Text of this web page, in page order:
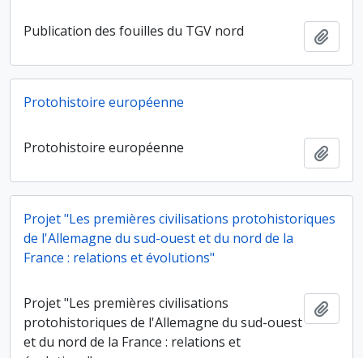
Publication des fouilles du TGV nord
Protohistoire européenne
Protohistoire européenne
Projet "Les premières civilisations protohistoriques
de l'Allemagne du sud-ouest et du nord de la
France : relations et évolutions"
Projet "Les premières civilisations
protohistoriques de l'Allemagne du sud-ouest
et du nord de la France : relations et